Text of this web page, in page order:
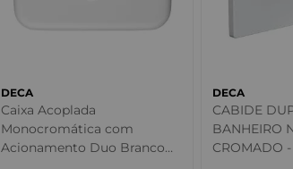
DECA
Caixa Acoplada
Monocromática com
Acionamento Duo Branco
DECA
CABIDE
BANHEIRO
CROMADO